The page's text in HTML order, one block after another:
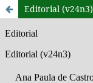
Editorial (v24n3)